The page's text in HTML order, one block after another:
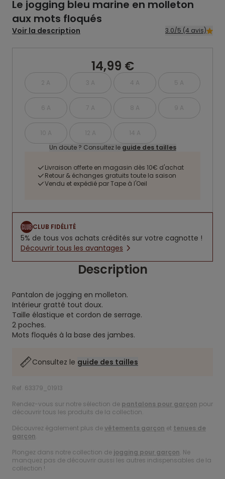
Le jogging bleu marine en molleton
aux mots floqués
Voir la description 3.0/5 (4 avis)
14,99 €
2 A 3 A 4 A 5 A
6 A 7 A 8 A 9 A
10 A 12 A
14 A
Un doute ? Consultez le guide des tailles
Livraison offerte en magasin dès 10€ d'achat
Retour & échanges gratuits toute la saison
Vendu et expédié par Tape à l'Oeil
CLUB FIDÉLITÉ
5% de tous vos achats crédités sur votre cagnotte !
Découvrir tous les avantages
Description
Pantalon de jogging en molleton.
Intérieur gratté tout doux.
Taille élastique et cordon de serrage.
2 poches.
Mots floqués à la base des jambes.
Consultez le guide des tailles
Ref. 63379_01913
Rendez-vous sur notre sélection de pantalons pour garçon pour
découvrir tous les produits de la collection.
Découvrez également plus devêtements garçon et tenues de
garçon.
Plongez dans notre collection de jogging pour garçon. Ne
manquez pas de découvrir aussi les autres indispensables de la
collection !